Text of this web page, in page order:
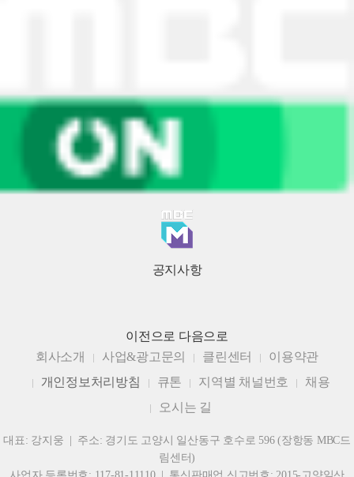
공지사항
이전으로 다음으로
회사소개
사업&광고문의 클린센터
이용약관
개인정보처리방침
큐톤 지역별 채널번호
채용
오시는 길
대표: 강지웅 | 주소: 경기도 고양시 일산동구 호수로 596 (장항동 MBC드
림센터)